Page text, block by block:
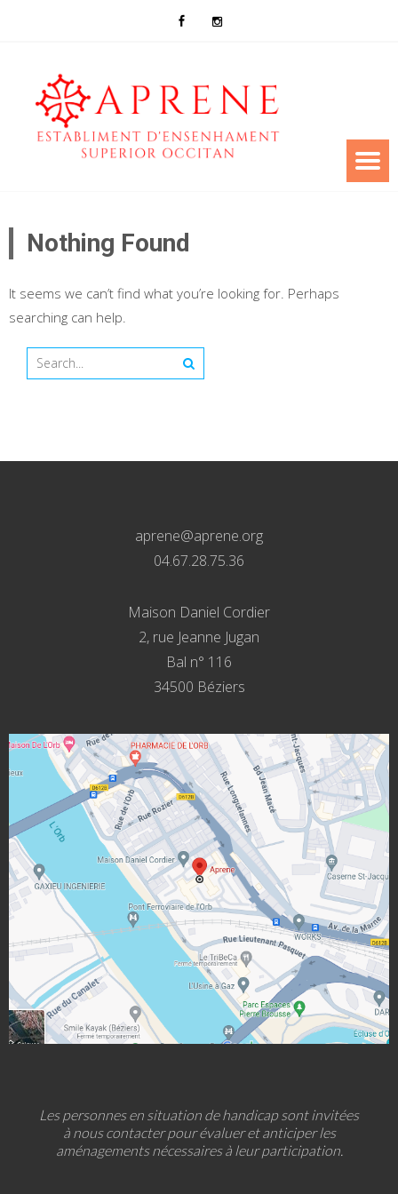
Nothing Found
It seems we can’t find what you’re looking for. Perhaps
searching can help.
aprene@aprene.org
04.67.28.75.36
Maison Daniel Cordier
2, rue Jeanne Jugan
Bal n° 116
34500 Béziers
Les personnes en situation de handicap sont invitées
à nous contacter pour évaluer et anticiper les
aménagements nécessaires à leur participation.